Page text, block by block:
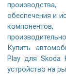
обеспечения и
Купить
Play для Skoda
устройство на